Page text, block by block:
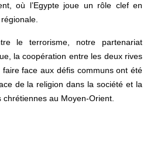
où l’Egypte joue un rôle clef en
le terrorisme, notre partenariat
la coopération entre les deux rives
face aux défis communs ont été
de la religion dans la société et la
au Moyen-Orient.